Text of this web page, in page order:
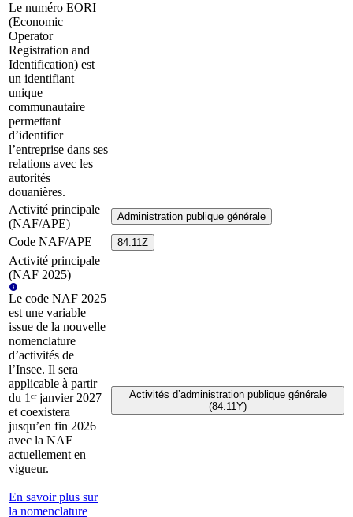
Le numéro EORI
(Economic
Operator
Registration and
Identification) est
un identifiant
unique
communautaire
permettant
d’identifier
l’entreprise dans ses
relations avec les
autorités
douanières.
Activité principale
(NAF/APE)
Administration publique générale
Code NAF/APE 84.11Z
Activité principale
(NAF 2025)
Le code NAF 2025
est une variable
issue de la nouvelle
nomenclature
d’activités de
l’Insee. Il sera
applicable à partir
du 1ᵉʳ janvier 2027
et coexistera
jusqu’en fin 2026
avec la NAF
actuellement en
vigueur.
En savoir plus sur
la nomenclature
Activités d’administration publique générale
(84.11Y)